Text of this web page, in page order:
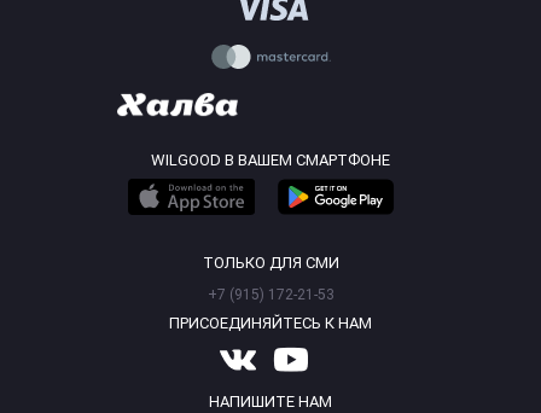
WILGOOD В ВАШЕМ СМАРТФОНЕ
ТОЛЬКО ДЛЯ СМИ
+7 (915) 172-21-53
ПРИСОЕДИНЯЙТЕСЬ К НАМ
НАПИШИТЕ НАМ